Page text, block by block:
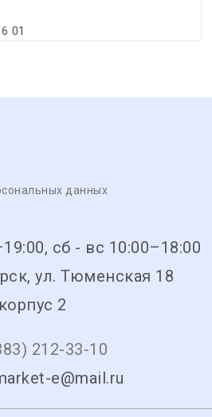
01
данных
сб - вс 10:00–18:00
ул. Тюменская 18
корпус 2
212-33-10
e@mail.ru